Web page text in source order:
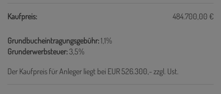
Kaufpreis: 484.700,00 €
Grundbucheintragungsgebühr:1,1%
Grunderwerbsteuer:3,5%
Der Kaufpreis für Anleger liegt bei EUR 526.300,- zzgl. Ust.